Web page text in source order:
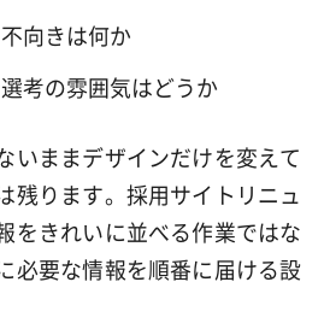
向きは何か
考の雰囲気はどうか
いままデザインだけを変えて
残ります。採用サイトリニュ
をきれいに並べる作業ではな
必要な情報を順番に届ける設